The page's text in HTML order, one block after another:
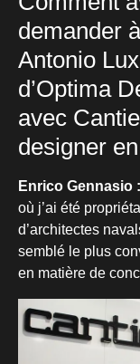
demander
Antonio
d’Optima
avec
designer
Enrico Gennasio :
où j’ai été
d’architectes
semblé le plus
en matière de